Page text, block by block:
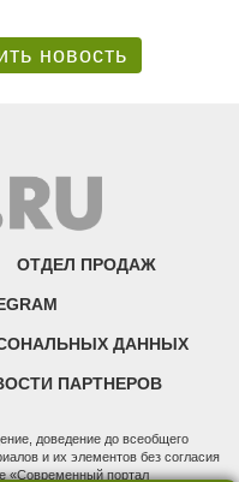
новость
ОТДЕЛ ПРОДАЖ
ДАННЫХ
ПАРТНЕРОВ
доведение до всеобщего
и их элементов без согласия
«Современный портал